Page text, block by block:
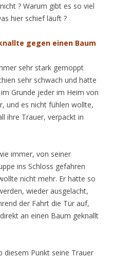
? Warum gibt es so viel
hier schief läuft ?
gegen einen Baum
sehr stark gemoppt
sehr schwach und hatte
Grunde jeder im Heim von
und es nicht fühlen wollte,
ihre Trauer, verpackt in
immer, von seiner
ins Schloss gefahren
nicht mehr. Er hatte so
wieder ausgelacht,
der Fahrt die Tür auf,
an einen Baum geknallt
diesem Punkt seine Trauer